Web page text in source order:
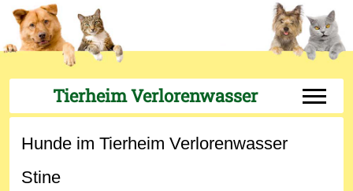
Tierheim Verlorenwasser Off-
Hunde im Tierheim Verlorenwasser
Stine